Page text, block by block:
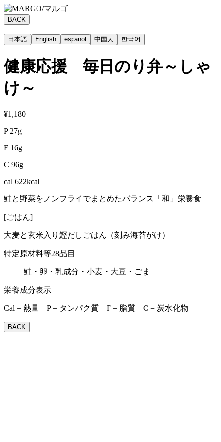
BACK
日本語 English español 中国人 한국어
健康応援 毎日のり弁～しゃ
け～
¥1,180
P 27g
F 16g
C 96g
cal 622kcal
鮭と野菜をノンフライでまとめたバランス「和」栄養食
[ごはん]
大麦と玄米入り鰹だしごはん（刻み海苔がけ）
特定原材料等28品目
鮭・卵・乳成分・小麦・大豆・ごま
栄養成分表示
Cal = 熱量 P = タンパク質 F = 脂質 C = 炭水化物
BACK